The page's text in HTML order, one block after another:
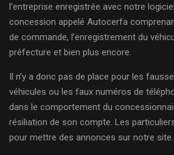
l’entreprise enregistrée avec notre
concession appelé Autocerfa
de commande, l’enregistrement du
préfecture et bien plus encore.
Il n’y a donc pas de place pour les
véhicules ou les faux numéros de
dans le comportement du
résiliation de son compte. Les
pour mettre des annonces sur notre site.